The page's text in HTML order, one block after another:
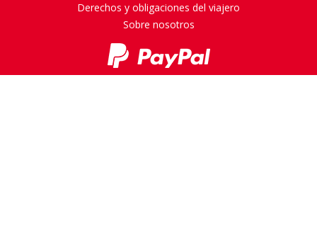
Derechos y obligaciones del viajero
Sobre nosotros